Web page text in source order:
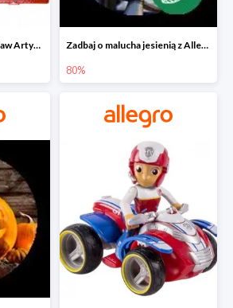
PSI PATROL Duży Zestaw Artystyczny 52 elementy na piąty komplet -50% Zadbaj o malucha jesienią z Allegro do -80%
80%